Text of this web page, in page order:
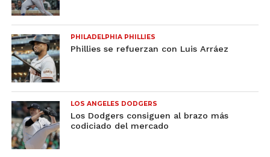
PHILADELPHIA PHILLIES
Phillies se refuerzan con Luis Arráez
LOS ANGELES DODGERS
Los Dodgers consiguen al brazo más
codiciado del mercado